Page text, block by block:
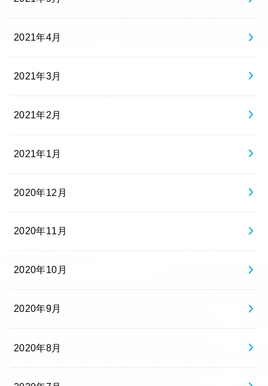
2021年4月
2021年3月
2021年2月
2021年1月
2020年12月
2020年11月
2020年10月
2020年9月
2020年8月